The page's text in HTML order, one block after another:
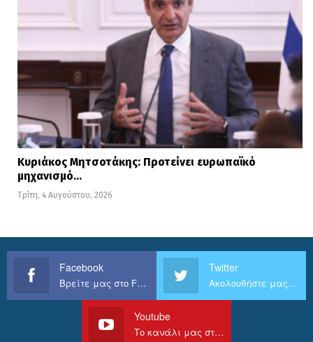
Κυριάκος Μητσοτάκης: Προτείνει ευρωπαϊκό
μηχανισμό…
Τρίτη, 4 Αυγούστου, 2026
Facebook
Βρείτε μας στο Facebook
Twitter
Ακολουθήστε μας στο Twitter
Youtube
Το κανάλι μας στο Youtube